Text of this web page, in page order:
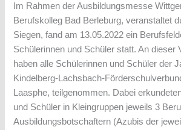
Im Rahmen der Ausbildungsmesse
Berufskolleg Bad Berleburg, veranstaltet
Siegen, fand am 13.05.2022 ein
Schülerinnen und Schüler statt. An dieser
haben alle Schülerinnen und Schüler der
Kindelberg-Lachsbach-
Laasphe, teilgenommen. Dabei
und Schüler in Kleingruppen jeweils 3
Ausbildungsbotschaftern (Azubis der